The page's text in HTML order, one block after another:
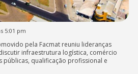
5:01 pm
pela Facmat reuniu lideranças
infraestrutura logística, comércio
públicas, qualificação profissional e